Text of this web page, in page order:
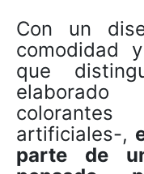
Con un
comodidad
que
elaborado
artificiales-,
parte de